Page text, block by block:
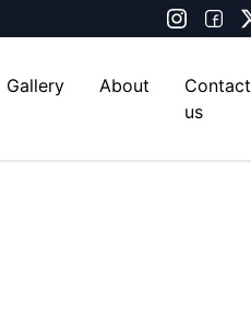
Gallery About
Contact
us